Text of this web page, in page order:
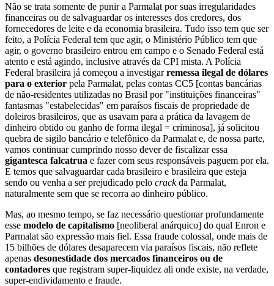
Não se trata somente de punir a Parmalat por suas irregularidades
financeiras ou de salvaguardar os interesses dos credores, dos
fornecedores de leite e da economia brasileira. Tudo isso tem que ser
feito, a Polícia Federal tem que agir, o Ministério Público tem que
agir, o governo brasileiro entrou em campo e o Senado Federal está
atento e está agindo, inclusive através da CPI mista. A Polícia
Federal brasileira já começou a investigarremessa ilegal de dólares
para o exterior pela Parmalat, pelas contas CC5 [contas bancárias
de não-residentes utilizadas no Brasil por "instituições financeiras"
fantasmas "estabelecidas" em paraísos fiscais de propriedade de
doleiros brasileiros, que as usavam para a prática da lavagem de
dinheiro obtido ou ganho de forma ilegal = criminosa], já solicitou
quebra de sigilo bancário e telefônico da Parmalat e, de nossa parte,
vamos continuar cumprindo nosso dever de fiscalizar essa
gigantesca falcatrua e fazer com seus responsáveis paguem por ela.
E temos que salvaguardar cada brasileiro e brasileira que esteja
sendo ou venha a ser prejudicado pelo crackda Parmalat,
naturalmente sem que se recorra ao dinheiro público.
Mas, ao mesmo tempo, se faz necessário questionar profundamente
esse modelo de capitalismo [neoliberal anárquico] do qual Enron e
Parmalat são expressão mais fiel. Essa fraude colossal, onde mais de
15 bilhões de dólares desaparecem via paraísos fiscais, não reflete
apenas desonestidade dos mercados financeiros ou de
contadores que registram super-liquidez ali onde existe, na verdade,
super-endividamento e fraude.